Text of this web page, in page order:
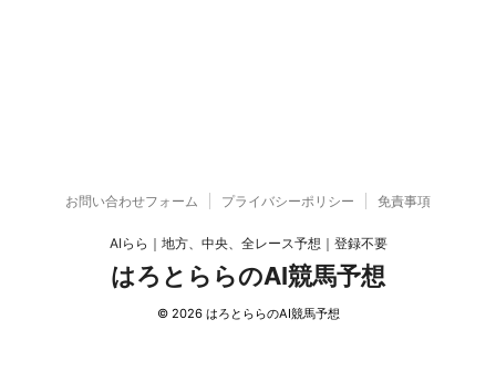
お問い合わせフォーム プライバシーポリシー 免責事項
AIらら｜地方、中央、全レース予想｜登録不要
はろとららのAI競馬予想
© 2026 はろとららのAI競馬予想